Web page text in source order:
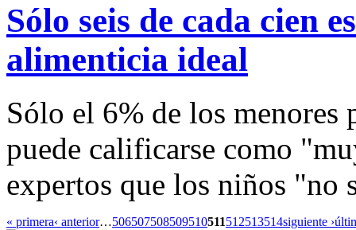
Sólo seis de cada cien
alimenticia ideal
Sólo el 6% de los menores
puede calificarse como
expertos que los niños "no
« primera‹ anterior…506507508509510511512513514siguiente ›